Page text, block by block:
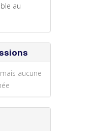
au
aucune